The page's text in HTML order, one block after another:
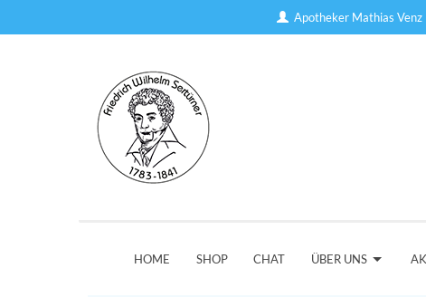
Apotheker Mathias Venz
HOME SHOP CHAT ÜBER UNS